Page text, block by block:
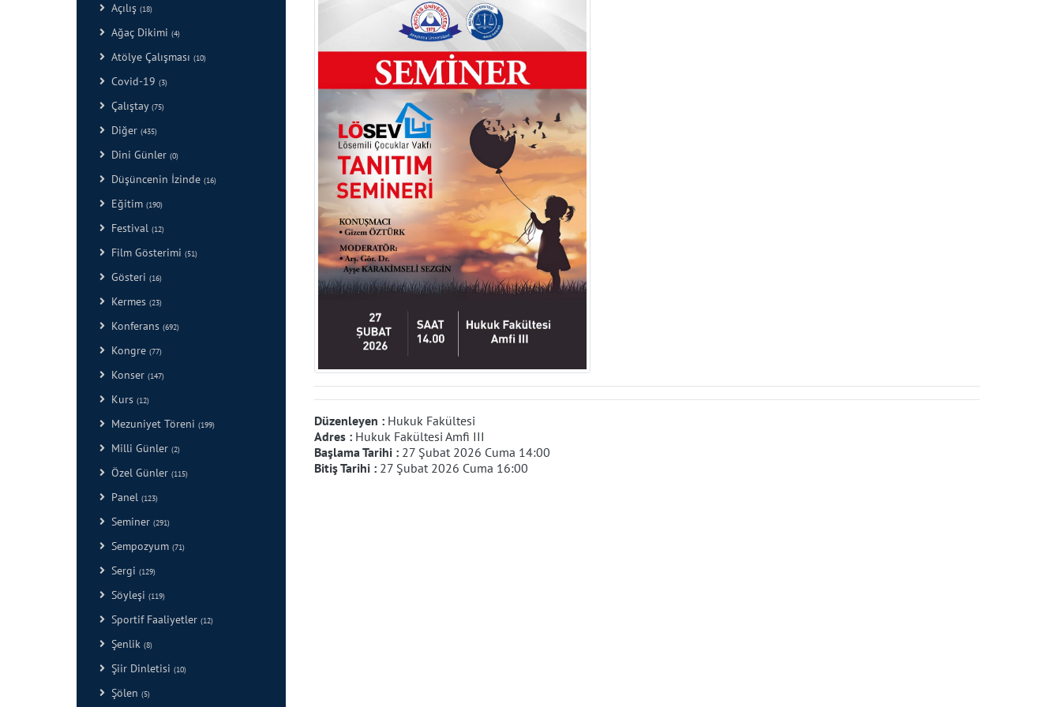
Açılış (18)
Ağaç Dikimi (4)
Atölye Çalışması (10)
Covid-19 (3)
Çalıştay (75)
Diğer (435)
Dini Günler (0)
Düşüncenin İzinde (16)
Eğitim (190)
Festival (12)
Film Gösterimi (51)
Gösteri (16)
Kermes (23)
Konferans (692)
Kongre (77)
Konser (147)
Kurs (12)
Mezuniyet Töreni (199)
Milli Günler (2)
Özel Günler (115)
Panel (123)
Seminer (291)
Sempozyum (71)
Sergi (129)
Söyleşi (119)
Sportif Faaliyetler (12)
Şenlik (8)
Şiir Dinletisi (10)
Şölen (5)
Düzenleyen : Hukuk Fakültesi
Adres : Hukuk Fakültesi Amfi III
Başlama Tarihi : 27 Şubat 2026 Cuma 14:00
Bitiş Tarihi : 27 Şubat 2026 Cuma 16:00